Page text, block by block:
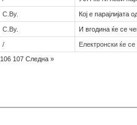
С.Ву. Кој е парајлијата
С.Ву. И вгодина ќе се
/
Електронски ќе
106 107 Следна »